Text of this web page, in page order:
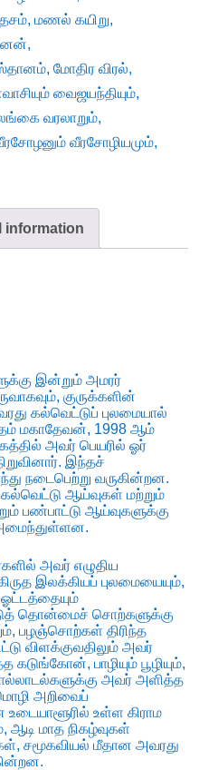
, மணல் கயிறு,
,
, மோதிர விரல்,
வைஜயந்தியும்,
வரலாறும்,
வீரசோழியமும்,
information
இன்றும் அமரர்
குருக்களின்
கல்வெட்டுப் புலமையால்
மகாதேவன், 1998 ஆம்
அவர் பெயரில் ஓர்
இந்தச்
நடைபெற்று வருகின்றன.
ஆய்வுகள் மற்றும்
பண்பாட்டு ஆய்வுகளுக்கு
அவர் எழுதிய
இலக்கியப் புலமையையும்,
தொன்மைச் சொற்களுக்கு
பழஞ்சொற்கள் திரிந்த
விளக்குவதிலும் அவர்
கடுங்கோன், பாழியும் பூழியும்,
அவர் அளித்த
அறிவைப்
உள்ள கிராம
ஆடி மாத நிகழ்வுகள்
சமூகவியல் மீதான அவரது